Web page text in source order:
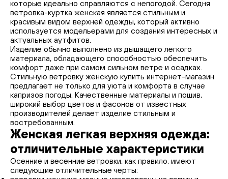
которые идеально справляются с непогодой. Сегодня
ветровка-куртка женская является стильным и
красивым видом верхней одежды, который активно
используется модельерами для создания интересных и
актуальных аутфитов.
Изделие обычно выполнено из дышащего легкого
материала, обладающего способностью обеспечить
комфорт даже при самом сильном ветре и осадках.
Стильную ветровку женскую купить интернет-магазин
предлагает не только для уюта и комфорта в случае
капризов погоды. Качественные материалы и пошив,
широкий выбор цветов и фасонов от известных
производителей делает изделие стильным и
востребованным.
Женская легкая верхняя одежда:
отличительные характеристики
Осенние и весенние ветровки, как правило, имеют
следующие отличительные черты: